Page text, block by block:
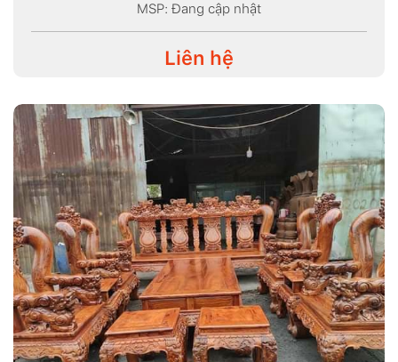
MSP: Đang cập nhật
Liên hệ